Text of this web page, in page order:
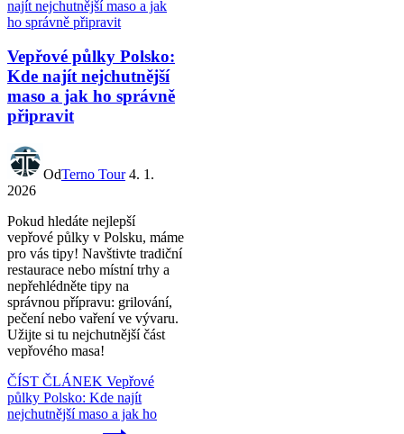
Vepřové půlky Polsko:
Kde najít nejchutnější
maso a jak ho správně
připravit
OdTerno Tour 4. 1.
2026
Pokud hledáte nejlepší
vepřové půlky v Polsku, máme
pro vás tipy! Navštivte tradiční
restaurace nebo místní trhy a
nepřehlédněte tipy na
správnou přípravu: grilování,
pečení nebo vaření ve vývaru.
Užijte si tu nejchutnější část
vepřového masa!
ČÍST ČLÁNEK Vepřové
půlky Polsko: Kde najít
nejchutnější maso a jak ho